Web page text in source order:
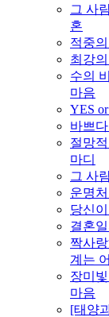
그 사
혼
적중
최강
수의
마음
YES
바쁘
절망
마디
그 사
운명
당신
결혼
짝사
계는
장미
마음
[태양